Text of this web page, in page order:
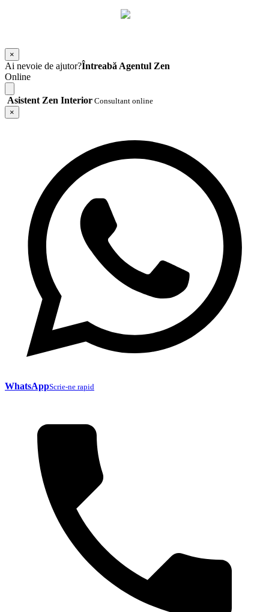
×
Ai nevoie de ajutor?Întreabă Agentul Zen
Online
Asistent Zen Interior Consultant online
×
WhatsAppScrie-ne rapid